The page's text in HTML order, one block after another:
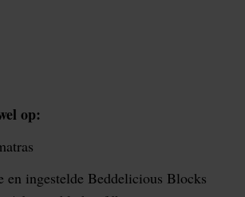
op:
en ingestelde Beddelicious Blocks